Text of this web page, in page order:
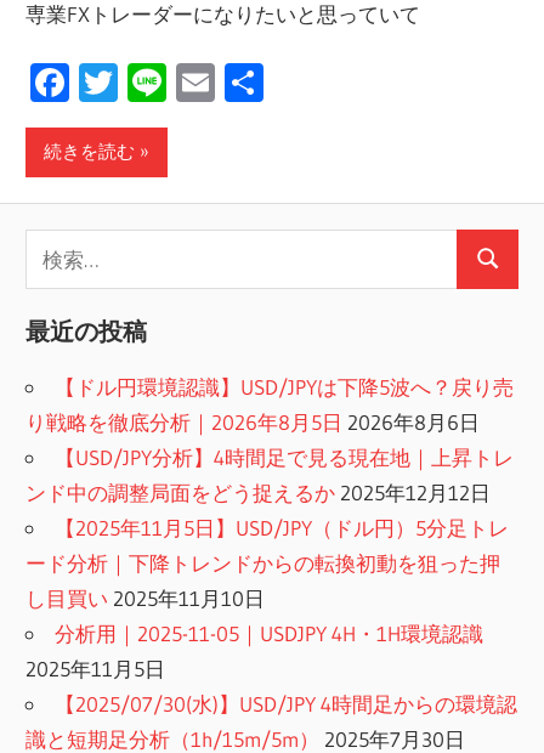
専業FXトレーダーになりたいと思っていて
Facebook
Twitter
LineEmail
続きを読む
検
最近の投稿
【ドル円環境認識】USD/JPYは下降5波へ？戻り売
り戦略を徹底分析｜2026年8月5日 2026年8月6日
【USD/JPY分析】4時間足で見る現在地｜上昇トレ
ンド中の調整局面をどう捉えるか 2025年12月12日
【2025年11月5日】USD/JPY（ドル円）5分足トレ
ード分析｜下降トレンドからの転換初動を狙った押
し目買い 2025年11月10日
分析用｜2025-11-05｜USDJPY 4H・1H環境認識
2025年11月5日
【2025/07/30(水)】USD/JPY 4時間足からの環境認
識と短期足分析（1h/15m/5m）
2025年7月30日